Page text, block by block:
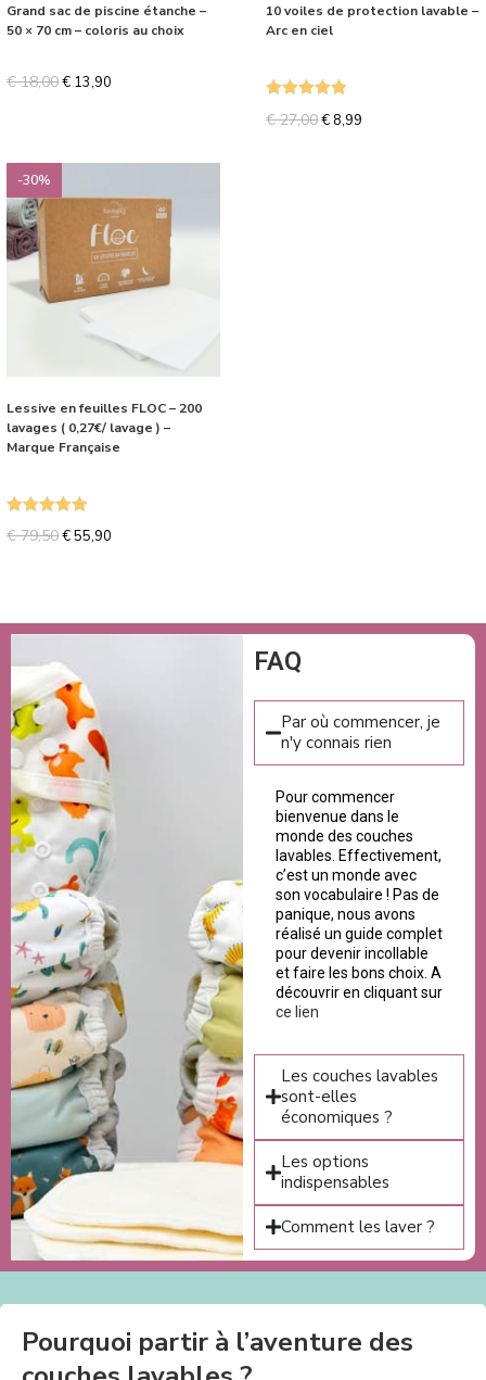
Grand sac de piscine étanche –
50 × 70 cm – coloris au choix
€18,00€ 13,90
10 voiles de protection lavable –
Arc en ciel
€27,00€ 8,99
-30%
Lessive en feuilles FLOC – 200
lavages ( 0,27€/ lavage ) –
Marque Française
€79,50€55,90
FAQ
Par où commencer, je
n'y connais rien
Pour commencer
bienvenue dans le
monde des couches
lavables. Effectivement,
c’est un monde avec
son vocabulaire ! Pas de
panique, nous avons
réalisé un guide complet
pour devenir incollable
et faire les bons choix. A
découvrir en cliquant sur
ce lien
Les couches lavables
sont-elles
économiques ?
Les options
indispensables
Comment les laver ?
Pourquoi partir à l’aventure des